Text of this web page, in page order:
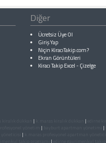
Diğer
Ücretsiz Üye Ol
Giriş Yap
Niçin KiracıTakip.com?
Ekran Görüntüleri
Kiracı Takip Excel- Çizelge
| |
| |
|
|